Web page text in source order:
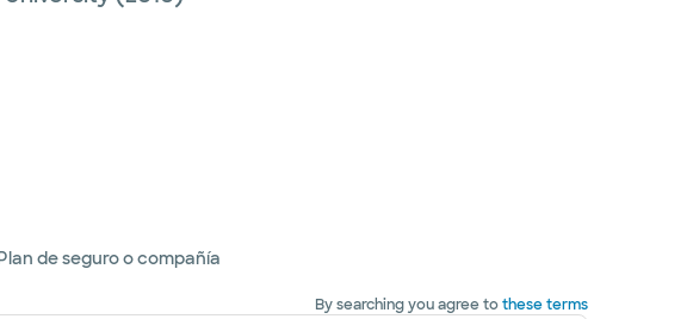
de seguro o compañía
By searching you agree tothese terms